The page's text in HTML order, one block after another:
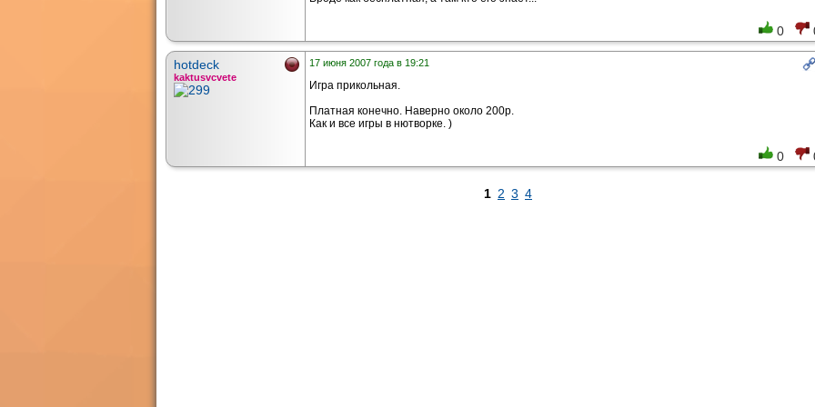
0
hotdeck
kaktusvcvete
17 июня 2007 года в 19:21
Игра прикольная.
Платная конечно. Наверно около 200р.
Как и все игры в нютворке. )
0
1 2 3 4